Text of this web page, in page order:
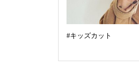
#キッズカット